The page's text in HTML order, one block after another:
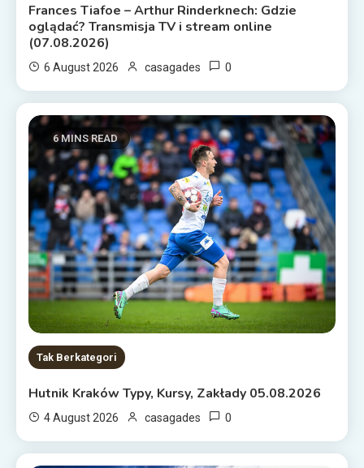
Frances Tiafoe – Arthur Rinderknech: Gdzie
oglądać? Transmisja TV i stream online
(07.08.2026)
6 August 2026 casagades 0
6 MINS READ
Tak Berkategori
Hutnik Kraków Typy, Kursy, Zakłady 05.08.2026
4 August 2026 casagades 0